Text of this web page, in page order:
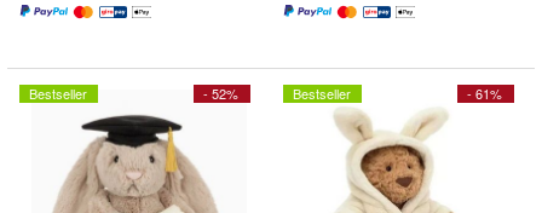
- 52%
Bestseller - 61%
Bestseller